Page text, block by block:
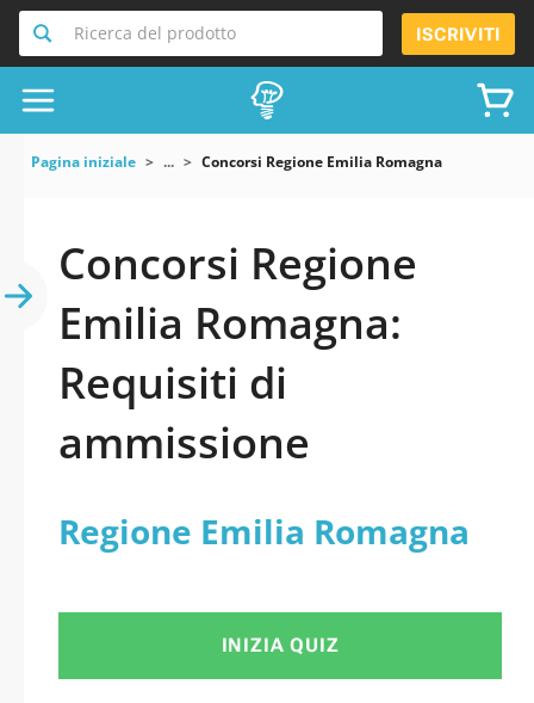
Ricerca del prodotto ISCRIVITI
Pagina iniziale ... Concorsi Regione Emilia Romagna
Concorsi Regione
Emilia Romagna:
Requisiti di
ammissione
Regione Emilia Romagna
INIZIA QUIZ